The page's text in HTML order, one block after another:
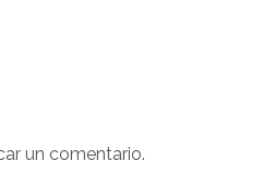
un comentario.